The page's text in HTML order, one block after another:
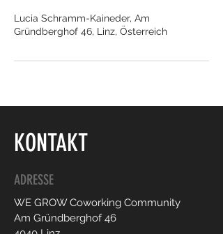
Lucia Schramm-Kaineder, Am
Gründberghof 46, Linz, Österreich
KONTAKT
ADRESSE
WE GROW Coworking Community
Am Gründberghof 46